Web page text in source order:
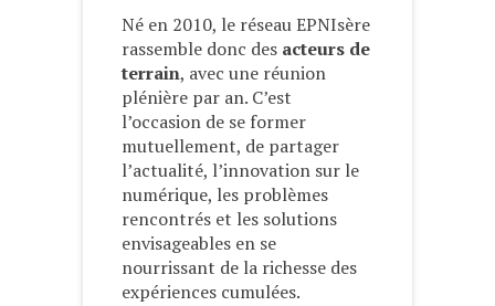
Né en 2010, le réseau EPNIsère
rassemble donc des acteurs de
terrain, avec une réunion
plénière par an. C’est
l’occasion de se former
mutuellement, de partager
l’actualité, l’innovation sur le
numérique, les problèmes
rencontrés et les solutions
envisageables en se
nourrissant de la richesse des
expériences cumulées.